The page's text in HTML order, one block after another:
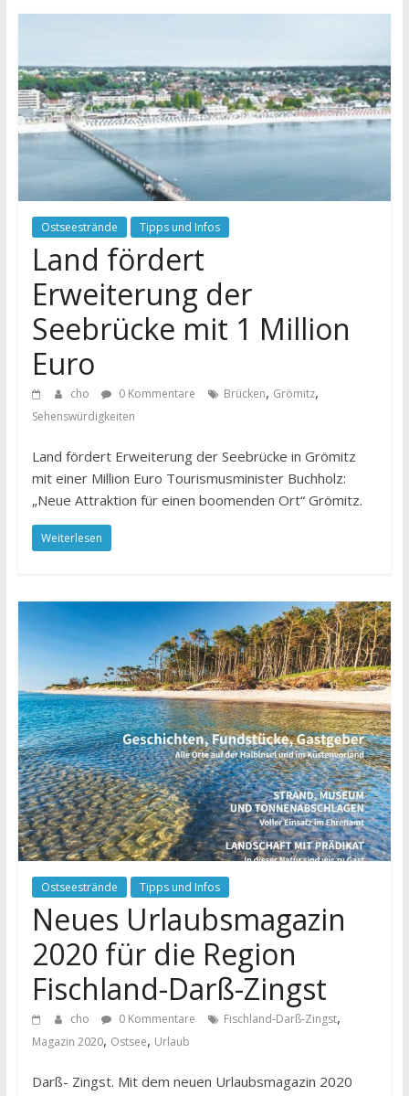
Ostseestrände Tipps und Infos
Land fördert
Erweiterung der
Seebrücke mit 1 Million
Euro
cho 0 Kommentare Brücken, Grömitz,
Sehenswürdigkeiten
Land fördert Erweiterung der Seebrücke in Grömitz
mit einer Million Euro Tourismusminister Buchholz:
„Neue Attraktion für einen boomenden Ort“ Grömitz.
Weiterlesen
Ostseestrände Tipps und Infos
Neues Urlaubsmagazin
2020 für die Region
Fischland-Darß-Zingst
cho 0 Kommentare Fischland-Darß-Zingst,
Magazin 2020, Ostsee, Urlaub
Darß- Zingst. Mit dem neuen Urlaubsmagazin 2020